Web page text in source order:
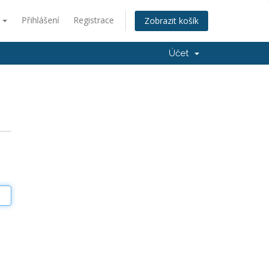
Přihlášení Registrace Zobrazit košík
Účet